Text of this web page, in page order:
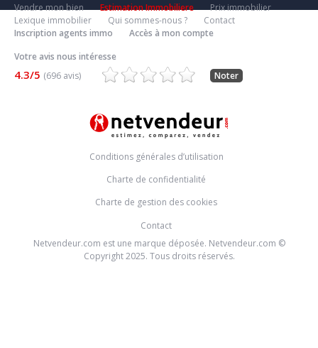
Vendre mon bien
Estimation Immobiliere
Prix immobilier
Lexique immobilier
Qui sommes-nous ?
Contact
Inscription agents immo
Accès à mon compte
Votre avis nous intéresse
4.3/5 (696 avis) Noter
Conditions générales d’utilisation
Charte de confidentialité
Charte de gestion des cookies
Contact
Netvendeur.com est une marque déposée. Netvendeur.com ©
Copyright 2025. Tous droits réservés.